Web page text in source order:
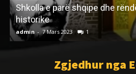
LETËRSI
VDEKJA E SOVRANIT
admin - 19 Gusht 2022
Zgjedhur nga